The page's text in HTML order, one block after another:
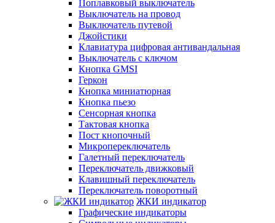
Поплавковый выключатель
Выключатель на провод
Выключатель путевой
Джойстики
Клавиатура цифровая антивандальная
Выключатель с ключом
Кнопка GMSI
Геркон
Кнопка миниатюрная
Кнопка пьезо
Сенсорная кнопка
Тактовая кнопка
Пост кнопочный
Микропереключатель
Галетный переключатель
Переключатель движковый
Клавишный переключатель
Переключатель поворотный
ЖКИ индикатор
Графические индикаторы